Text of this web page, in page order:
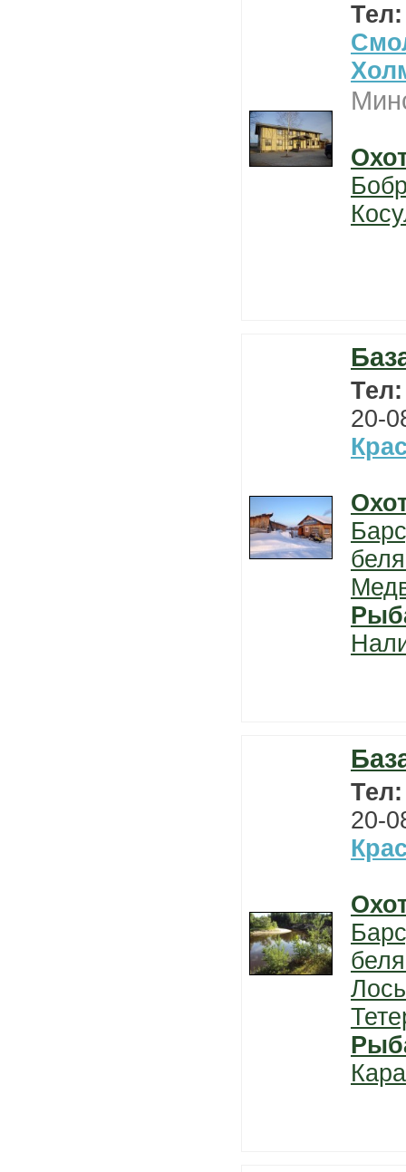
20-
20-
Лось